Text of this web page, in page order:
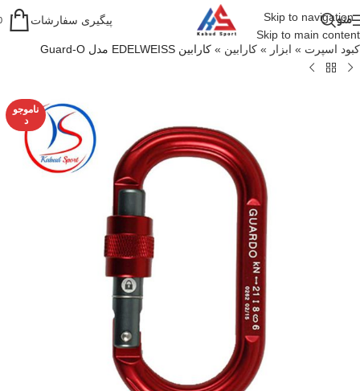
Skip to navigation
Skip to main content
منو پیگیری سفارشات
کبود اسپرت » ابزار » کارابین » کارابین EDELWEISS مدل Guard-O
ناموجو
د